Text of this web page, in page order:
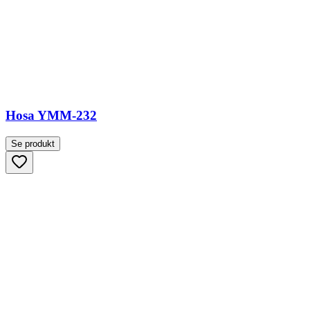
Hosa YMM-232
Se produkt